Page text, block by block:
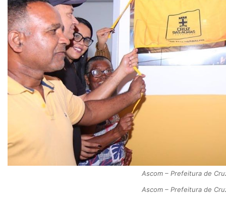
Ascom – Prefeitura de
Ascom – Prefeitura de